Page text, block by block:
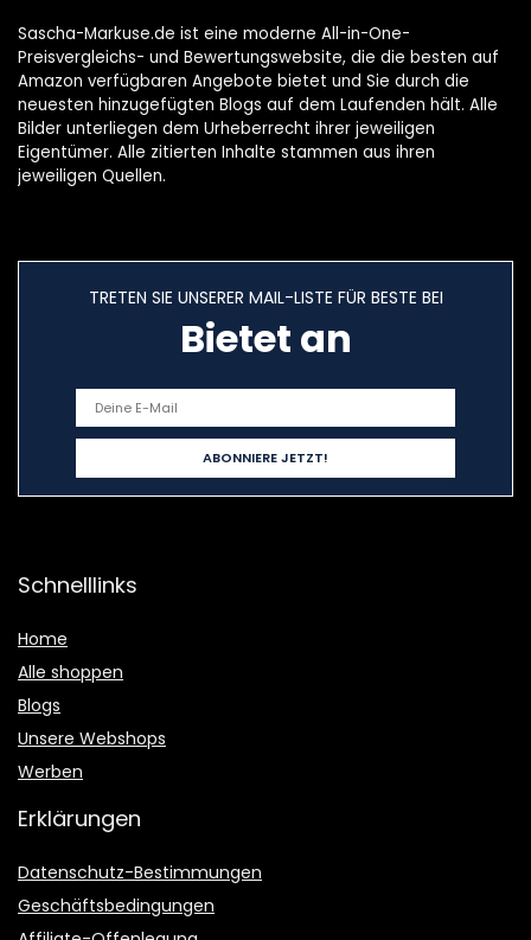
Sascha-Markuse.de ist eine moderne All-in-One-
Preisvergleichs- und Bewertungswebsite, die die besten auf
Amazon verfügbaren Angebote bietet und Sie durch die
neuesten hinzugefügten Blogs auf dem Laufenden hält. Alle
Bilder unterliegen dem Urheberrecht ihrer jeweiligen
Eigentümer. Alle zitierten Inhalte stammen aus ihren
jeweiligen Quellen.
TRETEN SIE UNSERER MAIL-LISTE FÜR BESTE BEI
Bietet an
Schnelllinks
Home
Alle shoppen
Blogs
Unsere Webshops
Werben
Erklärungen
Datenschutz-Bestimmungen
Geschäftsbedingungen